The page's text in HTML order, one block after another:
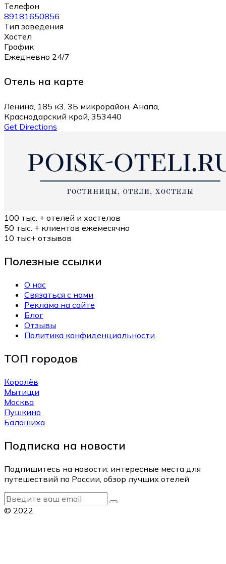
Телефон
89181650856
Тип заведения
Хостел
График
Ежедневно 24/7
Отель на карте
Ленина, 185 к3, 3Б микрорайон, Анапа,
Краснодарский край, 353440
Get Directions
100 тыс. + отелей и хостелов
50 тыс. + клиентов ежемесячно
10 тыс+ отзывов
Полезные ссылки
О нас
Связаться с нами
Реклама на сайте
Блог
Отзывы
Политика конфиденциальности
ТОП городов
Королёв
Мытищи
Москва
Пушкино
Балашиха
Подписка на новости
Подпишитесь на новости: интересные места для
путешествий по России, обзор лучших отелей
© 2022